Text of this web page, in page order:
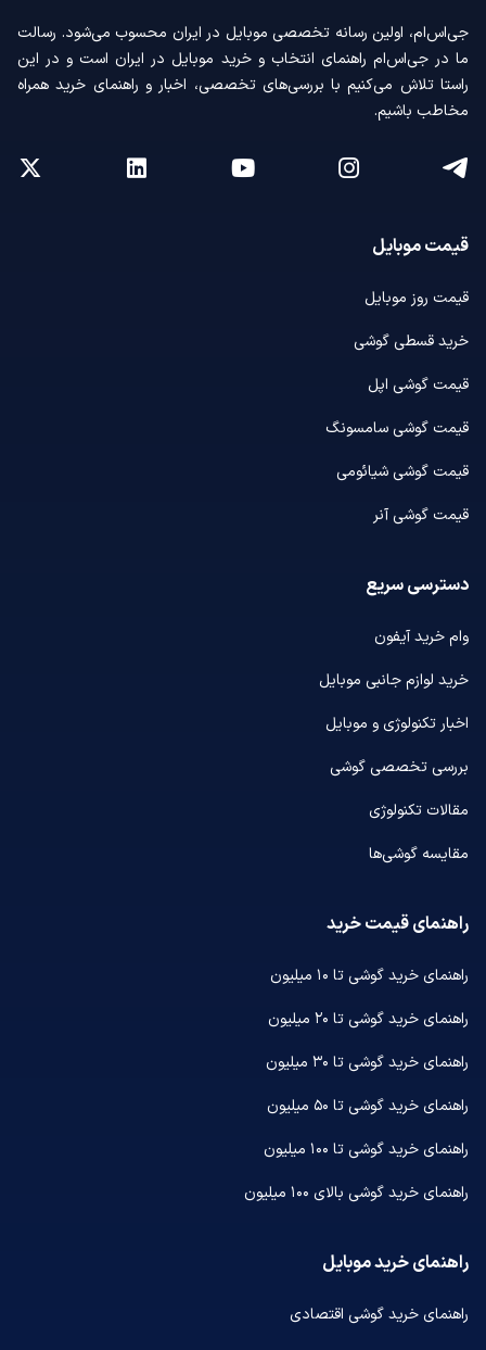
جی‌اس‌ام، اولین رسانه‌ تخصصی موبایل در ایران محسوب می‌شود. رسالت
ما در جی‌اس‌ام راهنمای انتخاب و خرید موبایل در ایران است و در این
راستا تلاش می‌کنیم با بررسی‌های تخصصی، اخبار و راهنمای خرید همراه
مخاطب باشیم.
قیمت موبایل
قیمت روز موبایل
خرید قسطی گوشی
قیمت گوشی اپل
قیمت گوشی سامسونگ
قیمت گوشی شیائومی
قیمت گوشی آنر
دسترسی سریع
وام خرید آیفون
خرید لوازم جانبی موبایل
اخبار تکنولوژی و موبایل
بررسی تخصصی گوشی
مقالات تکنولوژی
مقایسه گوشی‌ها
راهنمای قیمت خرید
راهنمای خرید گوشی تا ۱۰ میلیون
راهنمای خرید گوشی تا ۲۰ میلیون
راهنمای خرید گوشی تا ۳۰ میلیون
راهنمای خرید گوشی تا ۵۰ میلیون
راهنمای خرید گوشی تا ۱۰۰ میلیون
راهنمای خرید گوشی بالای ۱۰۰ میلیون
راهنمای خرید موبایل
راهنمای خرید گوشی اقتصادی